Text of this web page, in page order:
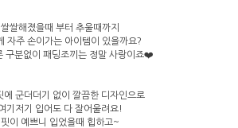
쌀쌀해졌을때 부터 추울때까지
자주 손이가는 아이템이 있을까요?
구분없이 패딩조끼는 정말 사랑이죠❤️
에 군더더기 없이 깔끔한 디자인으로
기저기 입어도 다 잘어울려요!
핏이 예쁘니 입었을때 힙하고~